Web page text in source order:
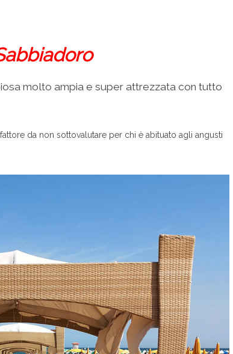
molto ampia e super attrezzata con tutto
da non sottovalutare per chi è abituato agli angusti